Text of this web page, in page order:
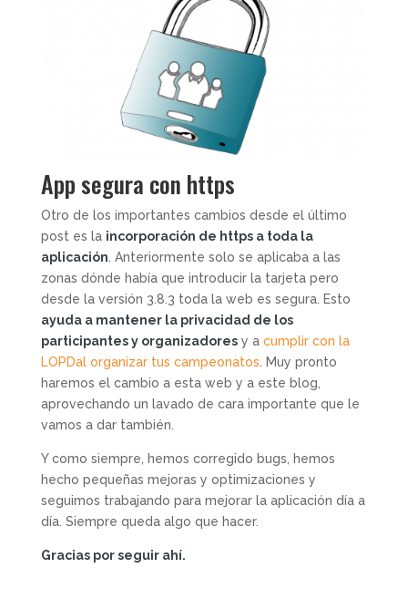
App segura con https
Otro de los importantes cambios desde el último
post es la incorporación de https a toda la
aplicación. Anteriormente solo se aplicaba a las
zonas dónde había que introducir la tarjeta pero
desde la versión 3.8.3 toda la web es segura. Esto
ayuda a mantener la privacidad de los
participantes y organizadoresy a cumplir con la
LOPDal organizar tus campeonatos. Muy pronto
haremos el cambio a esta web y a este blog,
aprovechando un lavado de cara importante que le
vamos a dar también.
Y como siempre, hemos corregido bugs, hemos
hecho pequeñas mejoras y optimizaciones y
seguimos trabajando para mejorar la aplicación día a
día. Siempre queda algo que hacer.
Gracias por seguir ahí.